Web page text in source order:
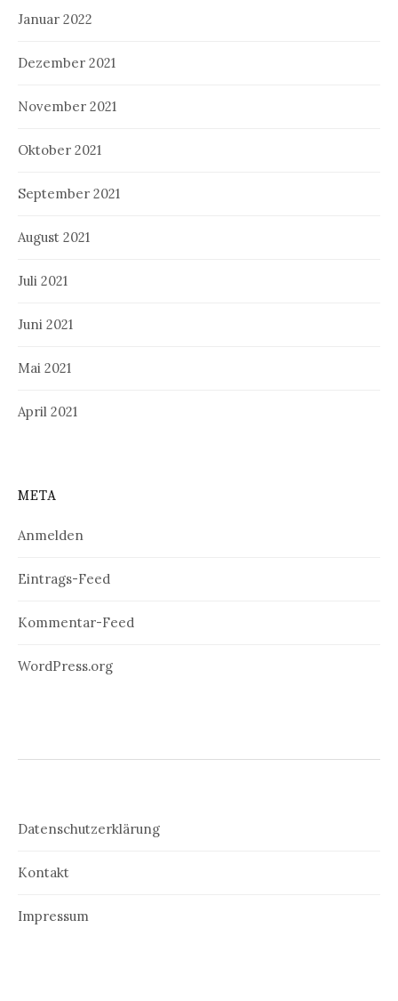
Januar 2022
Dezember 2021
November 2021
Oktober 2021
September 2021
August 2021
Juli 2021
Juni 2021
Mai 2021
April 2021
META
Anmelden
Eintrags-Feed
Kommentar-Feed
WordPress.org
Datenschutzerklärung
Kontakt
Impressum